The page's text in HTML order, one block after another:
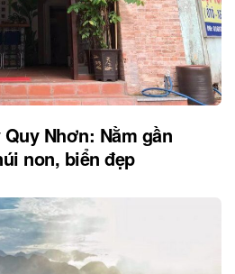
Nhơn: Nằm gần
non, biển đẹp